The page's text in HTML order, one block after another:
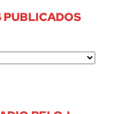
PUBLICADOS